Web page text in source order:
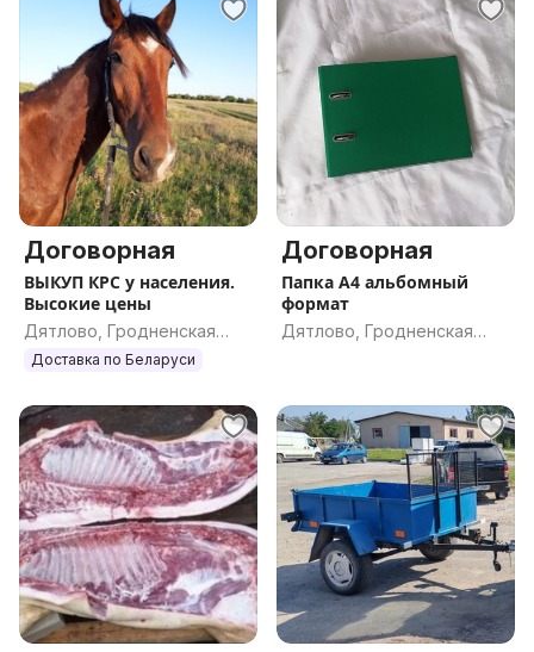
Договорная
ВЫКУП КРС у населения.
Высокие цены
Дятлово, Гродненская
обл.
Доставка по Беларуси
Договорная
Папка А4 альбомный
формат
Дятлово, Гродненская